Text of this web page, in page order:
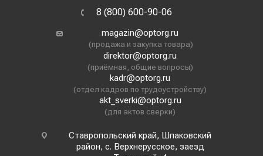
8 (800) 600-90-06
magazin@optorg.ru
(продажа и закупка товара)
direktor@optorg.ru
(приёмная, общие вопросы)
kadr@optorg.ru
(отдел кадров по трудоустройству)
akt_sverki@optorg.ru
(для актов сверки)
Ставропольский край, Шпаковский
район, с. Верхнерусское, заезд